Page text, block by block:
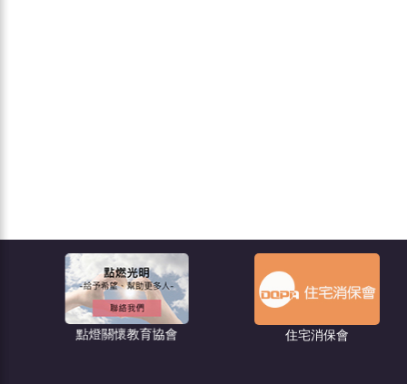
點燈關懷教育協會 住宅消保會